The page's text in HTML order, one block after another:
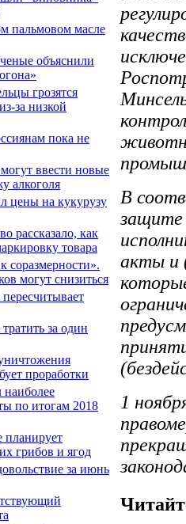
пальмовом масле
объяснили
грозятся
за низкой
пока не
ввести новые
алкоголя
цены на кукурузу
рассказало, как
товара
соразмерности».
могут снизиться
за один
проработки
наиболее
по итогам 2018
планирует
грибов и ягод
за июнь
В
защите
акты и
1